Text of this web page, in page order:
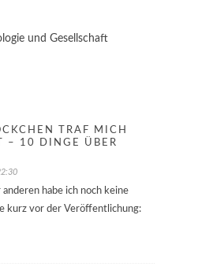
und Gesellschaft
TRAF MICH
– 10 DINGE ÜBER
habe ich noch keine
kurz vor der Veröffentlichung: